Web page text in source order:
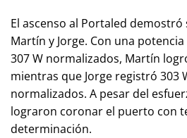
El ascenso al Portaled
Martín y Jorge. Con una
307 W normalizados, Martín
mientras que Jorge registró 303
normalizados. A pesar del
lograron coronar el puerto con
determinación.